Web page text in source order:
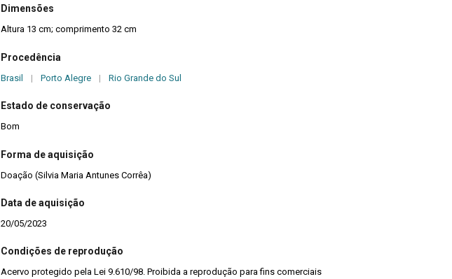
Dimensões
Altura 13 cm; comprimento 32 cm
Procedência
Brasil | Porto Alegre | Rio Grande do Sul
Estado de conservação
Bom
Forma de aquisição
Doação (Silvia Maria Antunes Corrêa)
Data de aquisição
20/05/2023
Condições de reprodução
Acervo protegido pela Lei 9.610/98. Proibida a reprodução para fins comerciais